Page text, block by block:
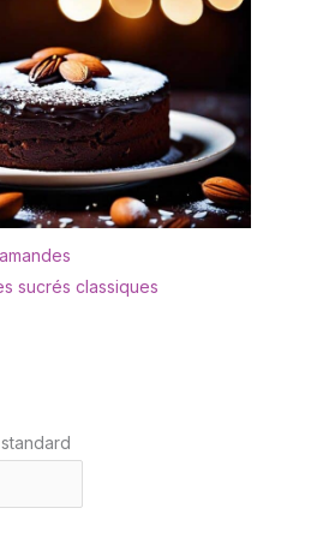
à toute une série
d'autres gâteries. Ils sont
parfaits pour les fêtes,
les anniversaires, les
mariages et bien
d'autres occasions. Ils
peuvent être utilisés au
four, au micro-ondes et
au réfrigérateur
moules sont fabriqués en
papier de haute qualité
résistant à l'huile, qui est
épais, stable, inodore et
résistant à l'huile. Ils
conservent donc leur
forme et leur intégrité
pendant le processus de
cuisson et peuvent être
utilisés en toute
confiance Utilisation
Large : Ces moules à
parfaits pour les fêtes,
mariages et bien
sucrés classiques